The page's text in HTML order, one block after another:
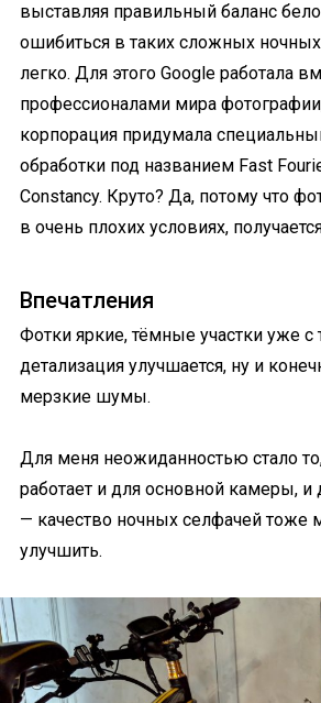
выставляя правильный баланс
ошибиться в таких сложных
легко. Для этого Google работала
профессионалами мира
корпорация придумала
обработки под названием Fast
Constancy. Круто? Да, потому что
в очень плохих условиях,
Впечатления
Фотки яркие, тёмные участки уже с
детализация улучшается, ну и
мерзкие шумы.
Для меня неожиданностью стало
работает и для основной камеры, и
— качество ночных селфачей тоже
улучшить.